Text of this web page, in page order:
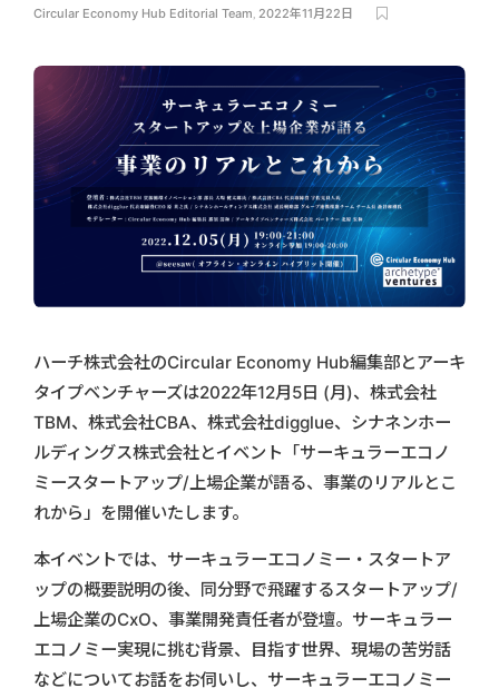
Circular Economy Hub Editorial Team, 2022年11月22日
ハーチ株式会社のCircular Economy Hub編集部とアーキ
タイプベンチャーズは2022年12月5日 (月)、株式会社
TBM、株式会社CBA、株式会社digglue、シナネンホー
ルディングス株式会社とイベント「サーキュラーエコノ
ミースタートアップ/上場企業が語る、事業のリアルとこ
れから」を開催いたします。
本イベントでは、サーキュラーエコノミー・スタートア
ップの概要説明の後、同分野で飛躍するスタートアップ/
上場企業のCxO、事業開発責任者が登壇。サーキュラー
エコノミー実現に挑む背景、目指す世界、現場の苦労話
などについてお話をお伺いし、サーキュラーエコノミー